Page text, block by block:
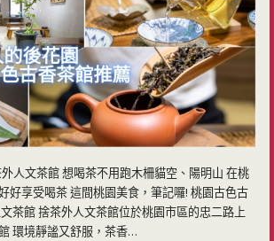
人文茶館 想喝茶不用跑木柵貓空、陽明山 在桃
好享受喝茶 這間桃園美食，筆記囉! 桃園古色古
茶館 捨茶外人文茶館位於桃園市區的忠二路上
環境靜謐又舒服，茶香…